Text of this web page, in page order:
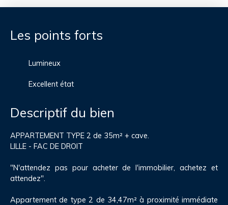
Les points forts
Lumineux
Excellent état
Descriptif du bien
APPARTEMENT TYPE 2 de 35m² + cave.
LILLE - FAC DE DROIT
"N'attendez pas pour acheter de l'immobilier, achetez et
attendez".
Appartement de type 2 de 34,47m² à proximité immédiate